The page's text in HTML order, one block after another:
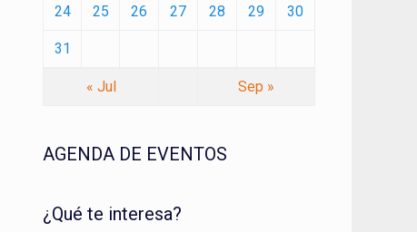
24 25 26 27 28 29 30
31
« Jul Sep »
AGENDA DE EVENTOS
¿Qué te interesa?